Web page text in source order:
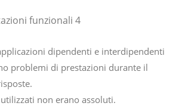
dipendenti e interdipendenti
problemi di prestazioni durante il
non erano assoluti.